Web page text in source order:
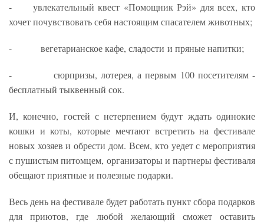
- увлекательный квест «Помощник Рэй» для всех, кто
хочет почувствовать себя настоящим спасателем животных;
- вегетарианское кафе, сладости и пряные напитки;
- сюрпризы, лотерея, а первым 100 посетителям -
бесплатный тыквенный сок.
И, конечно, гостей с нетерпением будут ждать одинокие
кошки и коты, которые мечтают встретить на фестивале
новых хозяев и обрести дом. Всем, кто уедет с мероприятия
с пушистым питомцем, организаторы и партнеры фестиваля
обещают приятные и полезные подарки.
Весь день на фестивале будет работать пункт сбора подарков
для приютов, где любой желающий сможет оставить